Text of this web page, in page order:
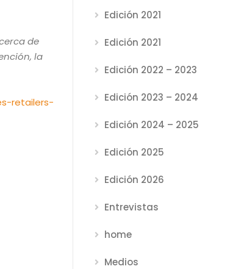
de
la
retailers-
Edición 2021
Edición 2021
Edición 2022 – 2023
Edición 2023 – 2024
Edición 2024 – 2025
Edición 2025
Edición 2026
Entrevistas
home
Medios